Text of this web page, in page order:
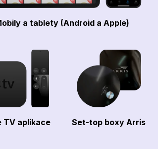
a tablety (Android a Apple)
TV aplikace Set-top boxy Arris